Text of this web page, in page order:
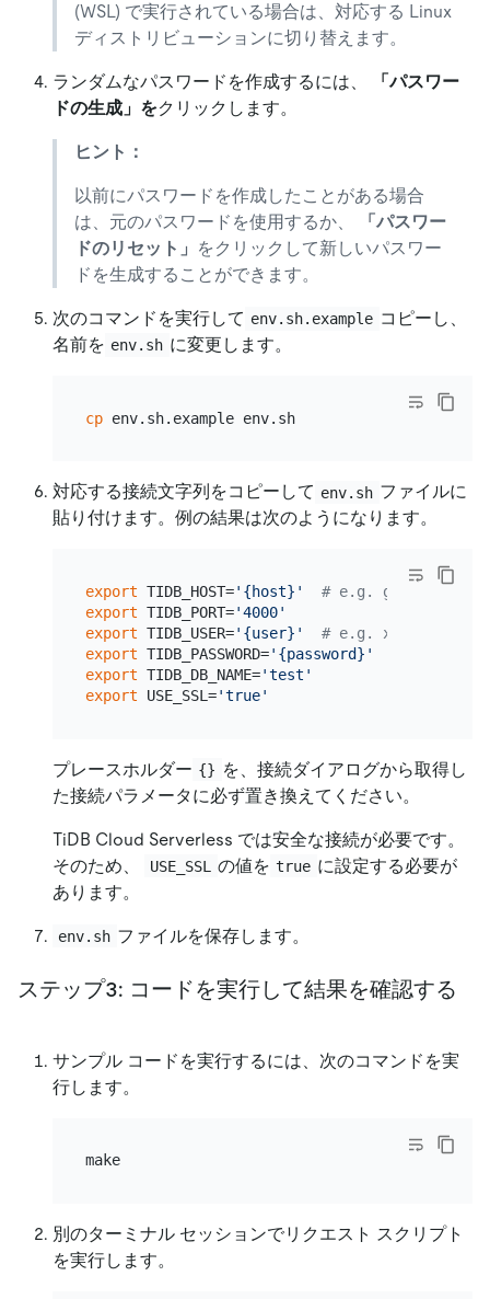
(WSL) で実行されている場合は、対応する Linux
ディストリビューションに切り替えます。
ランダムなパスワードを作成するには、
「パスワー
ドの生成」をクリックします。
ヒント：
以前にパスワードを作成したことがある場合
は、元のパスワードを使用するか、
「パスワー
ドのリセット」 をクリックして新しいパスワー
ドを生成することができます。
次のコマンドを実行して env.sh.example コピーし、
名前を env.sh に変更します。
cp env.sh.example env.sh
対応する接続文字列をコピーして env.sh ファイルに
貼り付けます。例の結果は次のようになります。
export TIDB_HOST='{host}'
# e.g.
export TIDB_PORT='4000'
export TIDB_USER='{user}'
# e.g. xxxxxx.root
export TIDB_PASSWORD='{password}'
export TIDB_DB_NAME='test'
export USE_SSL='true'
プレースホルダー {} を、接続ダイアログから取得し
た接続パラメータに必ず置き換えてください。
TiDB Cloud Serverless では安全な接続が必要です。
そのため、
USE_SSL の値を true に設定する必要が
あります。
env.sh ファイルを保存します。
ステップ3: コードを実行して結果を確認する
サンプル コードを実行するには、次のコマンドを実
行します。
make
別のターミナル セッションでリクエスト スクリプト
を実行します。